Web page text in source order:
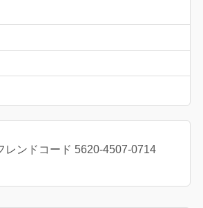
レンドコード 5620-4507-0714